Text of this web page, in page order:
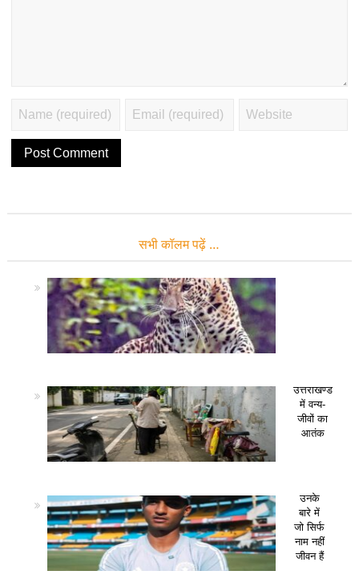
सभी कॉलम पढ़ें …
उत्तराखण्ड
में वन्य-
जीवों का
आतंक
उनके
बारे में
जो सिर्फ
नाम नहीं
जीवन हैं